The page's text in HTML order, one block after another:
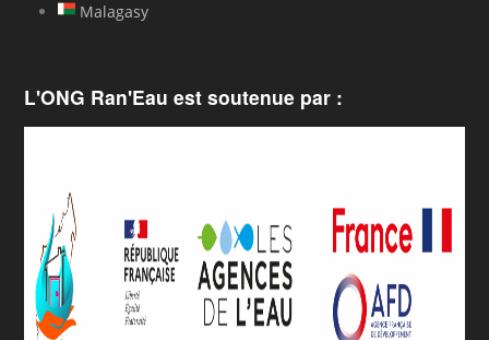
Malagasy
L'ONG Ran'Eau est soutenue par :